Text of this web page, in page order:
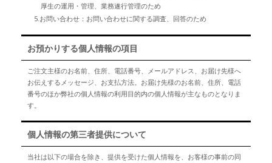
厚生の運用・管理、業務遂行管理のため
5.お問い合わせ：お問い合わせに関する調査、回答のため
お預かりする個人情報の項目
ご注文主様のお名前、住所、電話番号、メールアドレス、お届け先様へ
お伝えするメッセージ、お支払方法。お届け先様のお名前、住所、電話
番号のほか弊社の個人情報の利用目的内の個人情報が主なものとなりま
す。
個人情報の第三者提供について
当社は以下の場合を除き、提供を受けた個人情報を、お客様の事前の同